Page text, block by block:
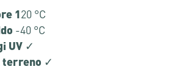
1 20 °C
-40 °C
UV ✓
terreno ✓